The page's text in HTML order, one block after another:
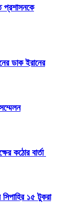
প্রশাসনকে
ডাক ইরানের
কঠোর বার্তা
১৫ টুকরা